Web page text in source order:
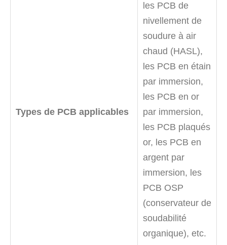
Types de PCB applicables
les PCB de
nivellement de
soudure à air
chaud (HASL),
les PCB en étain
par immersion,
les PCB en or
par immersion,
les PCB plaqués
or, les PCB en
argent par
immersion, les
PCB OSP
(conservateur de
soudabilité
organique), etc.